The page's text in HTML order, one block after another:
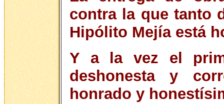
contra la que tanto
Hipólito Mejía está
Y a la vez el
deshonesta y
honrado y